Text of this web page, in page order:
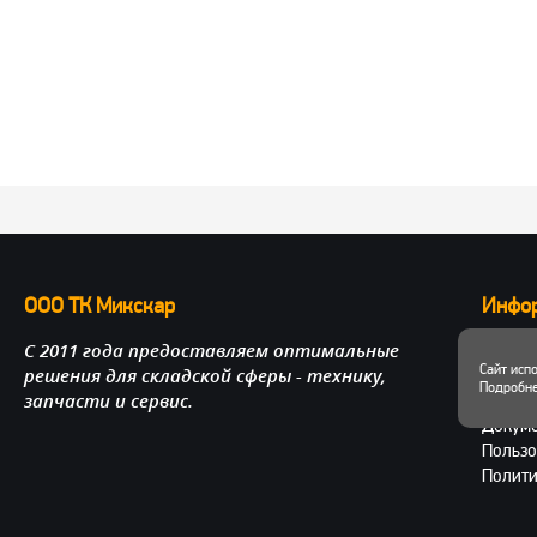
ООО ТК Микскар
С 2011 года предоставляем оптимальные
решения для складской сферы - технику,
запчасти и сервис.
Сайт